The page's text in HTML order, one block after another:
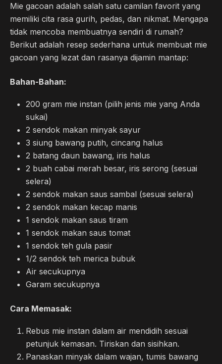
Mie gacoan adalah salah satu camilan favorit yang
memiliki cita rasa gurih, pedas, dan nikmat. Mengapa
tidak mencoba membuatnya sendiri di rumah?
Berikut adalah resep sederhana untuk membuat mie
gacoan yang lezat dan rasanya dijamin mantap:
Bahan-Bahan:
200 gram mie instan (pilih jenis mie yang Anda
sukai)
2 sendok makan minyak sayur
3 siung bawang putih, cincang halus
2 batang daun bawang, iris halus
2 buah cabai merah besar, iris serong (sesuai
selera)
2 sendok makan saus sambal (sesuai selera)
2 sendok makan kecap manis
1 sendok makan saus tiram
1 sendok makan saus tomat
1 sendok teh gula pasir
1/2 sendok teh merica bubuk
Air secukupnya
Garam secukupnya
Cara Memasak:
Rebus mie instan dalam air mendidih sesuai
petunjuk kemasan. Tiriskan dan sisihkan.
Panaskan minyak dalam wajan, tumis bawang